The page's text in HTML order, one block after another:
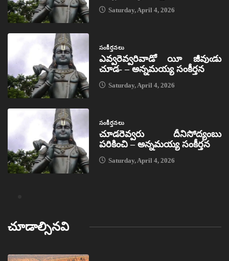
Saturday, April 4, 2026
సంకీర్తనలు
ఎవ్వరెవ్వరివాడో యీ జీవుఁడు
చూడ- – అన్నమయ్య సంకీర్తన
Saturday, April 4, 2026
సంకీర్తనలు
చూడరెవ్వరు దీనిసోద్యంబు
పరికించి – అన్నమయ్య సంకీర్తన
Saturday, April 4, 2026
చూడాల్సినవి